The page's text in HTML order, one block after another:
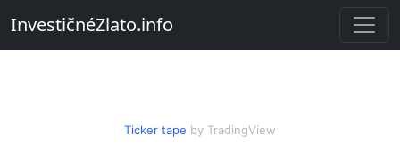
InvestičnéZlato.info
Ticker tape by TradingView